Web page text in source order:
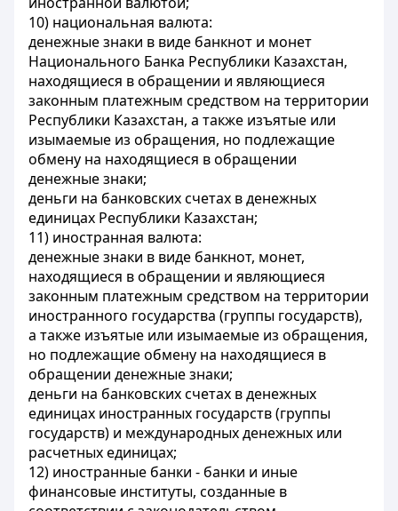
10) национальная валюта:
денежные знаки в виде банкнот и монет
Национального Банка Республики Казахстан,
находящиеся в обращении и являющиеся
законным платежным средством на территории
Республики Казахстан, а также изъятые или
изымаемые из обращения, но подлежащие
обмену на находящиеся в обращении
денежные знаки;
деньги на банковских счетах в денежных
единицах Республики Казахстан;
11) иностранная валюта:
денежные знаки в виде банкнот, монет,
находящиеся в обращении и являющиеся
законным платежным средством на территории
иностранного государства (группы государств),
а также изъятые или изымаемые из обращения,
но подлежащие обмену на находящиеся в
обращении денежные знаки;
деньги на банковских счетах в денежных
единицах иностранных государств (группы
государств) и международных денежных или
расчетных единицах;
12) иностранные банки - банки и иные
финансовые институты, созданные в